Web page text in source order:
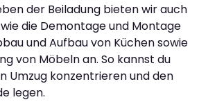
der Beiladung bieten wir auch
die Demontage und Montage
und Aufbau von Küchen sowie
von Möbeln an. So kannst du
Umzug konzentrieren und den
legen.